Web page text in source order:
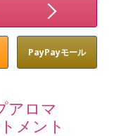
PayPayモール
アロマ
メント